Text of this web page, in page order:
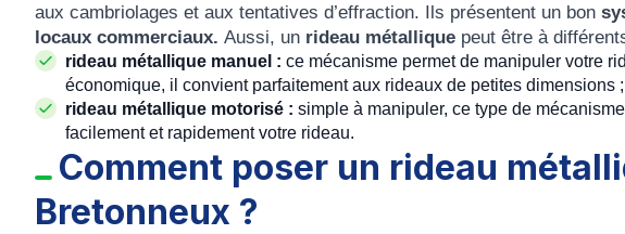
aux cambriolages et aux tentatives d’effraction. Ils présentent un bon
locaux commerciaux. Aussi, un rideau métallique peut être à
rideau métallique manuel : ce mécanisme permet de manipuler votre
économique, il convient parfaitement aux rideaux de petites dimensions ;
rideau métallique motorisé : simple à manipuler, ce type de
facilement et rapidement votre rideau.
Comment poser un rideau
Bretonneux ?